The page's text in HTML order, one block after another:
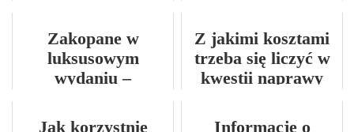
Zakopane w
luksusowym
wydaniu –
warto poznać
Z jakimi kosztami
trzeba się liczyć w
kwestii naprawy
Jak korzystnie
Informacje o